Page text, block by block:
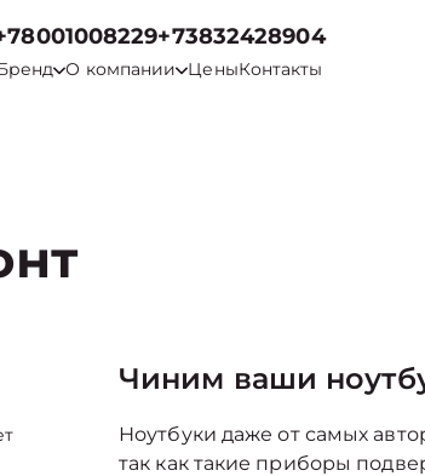
+73832428904
О компании ЦеныКонтакты
Чиним ваши
Ноутбуки даже от самых
так как такие приборы